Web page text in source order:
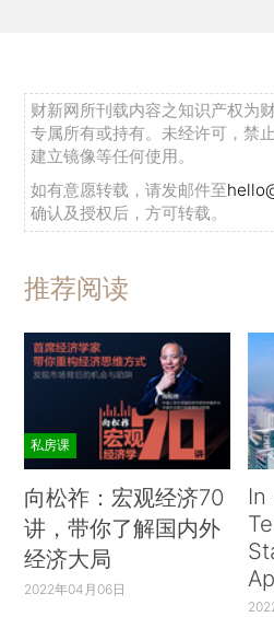
财新网所刊载内容之知识产权为
专属所有或持有。未经许可，禁
建立镜像等任何使用。
如有意愿转载，请发邮件至
确认及授权后，方可转载。
推荐阅读
私房课
向松祚：宏观经济70
讲，带你了解国内外
经济大局
2022年04月06日
In